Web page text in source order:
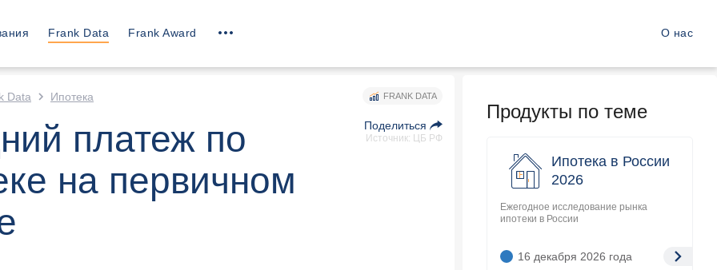
Frank Data Frank Award О нас
Data Ипотека FRANK DATA
платеж по
на первичном
Поделиться
Источник: ЦБ РФ
Продукты по теме
Ипотека в России
2026
Ежегодное исследование рынка
ипотеки в России
16 декабря 2026 года